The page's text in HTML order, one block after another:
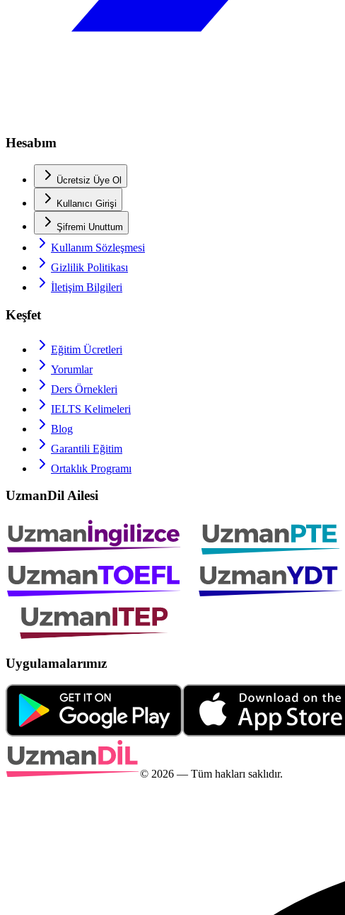
Hesabım
Ücretsiz Üye Ol
Kullanıcı Girişi
Şifremi Unuttum
Kullanım Sözleşmesi
Gizlilik Politikası
İletişim Bilgileri
Keşfet
Eğitim Ücretleri
Yorumlar
Ders Örnekleri
IELTS Kelimeleri
Blog
Garantili Eğitim
Ortaklık Programı
UzmanDil Ailesi
Uygulamalarımız
© 2026 — Tüm hakları saklıdır.